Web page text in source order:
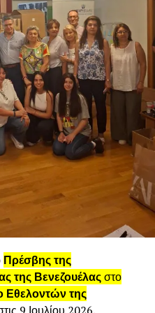
αποδίδοντας στο
αγορές.
λύση την οποία θα
?
λύσεων,
με τεχνολογίες
Information
αποτίμησης εμπορικής
επί θεμάτων εταιρικής/
ανάπτυξης.
σαν κι εσάς που
το δικό τους όνειρο
Τι θα συμβουλεύατε σε
επιτυχίας;
μια πρόκληση που
Πρέσβης της
της Βενεζουέλαςστο
Εθελοντών της
9 Ιουλίου 2026.